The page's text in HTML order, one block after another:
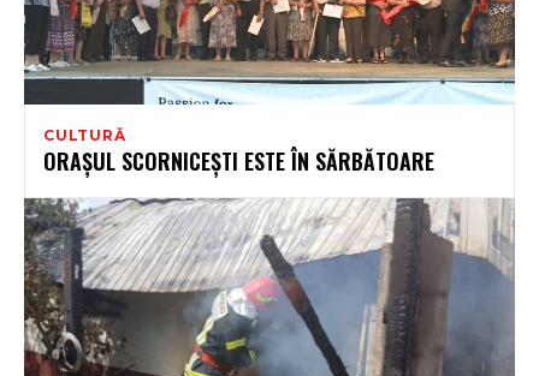
CULTURĂ
ORAŞUL SCORNICEŞTI ESTE ÎN SĂRBĂTOARE